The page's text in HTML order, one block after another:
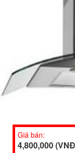
Giá bán:
4,800,000